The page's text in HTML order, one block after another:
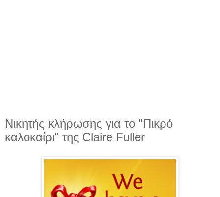
Νικητής κλήρωσης για το "Πικρό
καλοκαίρι" της Claire Fuller